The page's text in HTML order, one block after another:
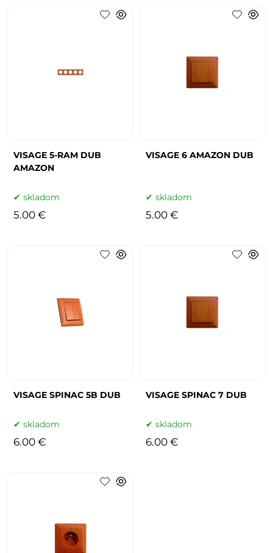
VISAGE 5-RAM DUB
AMAZON
skladom
5.00 €
VISAGE 6 AMAZON DUB
skladom
5.00 €
VISAGE SPINAC 5B DUB
skladom
6.00 €
VISAGE SPINAC 7 DUB
skladom
6.00 €